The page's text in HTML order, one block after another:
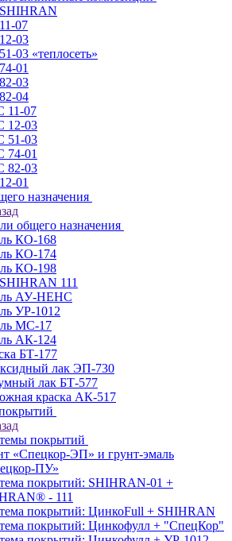
07
03
03 «теплосеть»
01
03
04
11-07
12-03
51-03
01
82-03
01
назначения
общего назначения
КО-168
КО-174
КО-198
111
АУ-НЕНС
УР-1012
МС-17
АК-124
БТ-177
лак ЭП-730
лак БТ-577
краска АК-517
покрытий
«Спецкор-ЭП» и грунт-эмаль
ПУ»
покрытий: SHIHRAN-01 +
- 111
покрытий: ЦинкоFull + SHIHRAN
покрытий: Цинкофулл + "СпецКор"